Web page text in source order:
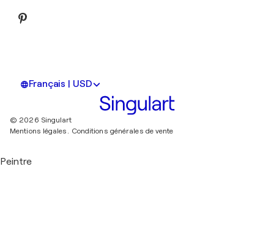
Français | USD
© 2026 Singulart
Mentions légales. Conditions générales de vente
Peintre